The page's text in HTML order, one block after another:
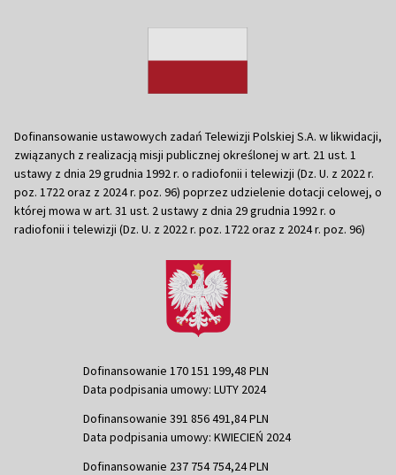
Dofinansowanie ustawowych zadań Telewizji Polskiej S.A. w likwidacji,
związanych z realizacją misji publicznej określonej w art. 21 ust. 1
ustawy z dnia 29 grudnia 1992 r. o radiofonii i telewizji (Dz. U. z 2022 r.
poz. 1722 oraz z 2024 r. poz. 96) poprzez udzielenie dotacji celowej, o
której mowa w art. 31 ust. 2 ustawy z dnia 29 grudnia 1992 r. o
radiofonii i telewizji (Dz. U. z 2022 r. poz. 1722 oraz z 2024 r. poz. 96)
Dofinansowanie 170 151 199,48 PLN
Data podpisania umowy: LUTY 2024
Dofinansowanie 391 856 491,84 PLN
Data podpisania umowy: KWIECIEŃ 2024
Dofinansowanie 237 754 754,24 PLN